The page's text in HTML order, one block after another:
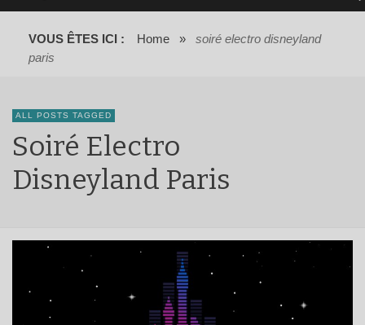
VOUS ÊTES ICI : Home »
soiré electro disneyland
paris
ALL POSTS TAGGED
Soiré Electro
Disneyland Paris